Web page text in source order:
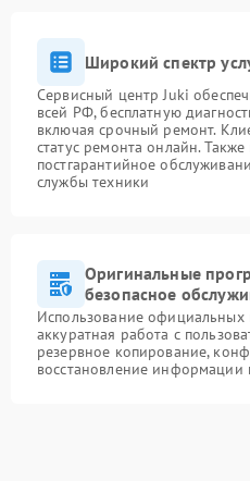
Широкий спектр
Сервисный центр Juki
всей РФ, бесплатную
включая срочный ремонт.
статус ремонта онлайн. Также
постгарантийное
службы техники
Оригинальные
безопасное
Использование
аккуратная работа с
резервное копирование,
восстановление информации